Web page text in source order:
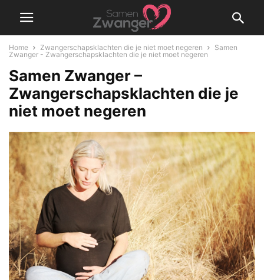
Home Zwangerschapsklachten die je niet moet negeren
Samen
Zwanger - Zwangerschapsklachten die je niet moet negeren
Samen Zwanger –
Zwangerschapsklachten die je
niet moet negeren